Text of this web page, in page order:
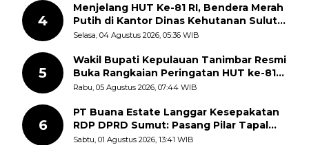
4
Menjelang HUT Ke-81 RI, Bendera Merah
Putih di Kantor Dinas Kehutanan Sulut
Disorot Warga
Selasa, 04 Agustus 2026, 05:36 WIB
5
Wakil Bupati Kepulauan Tanimbar Resmi
Buka Rangkaian Peringatan HUT ke-81
Kemerdekaan RI, ASN Diajak Perkuat
Rabu, 05 Agustus 2026, 07:44 WIB
6
PT Buana Estate Langgar Kesepakatan
RDP DPRD Sumut: Pasang Pilar Tapal
Batas Sepihak Tanpa Libatkan
Sabtu, 01 Agustus 2026, 13:41 WIB